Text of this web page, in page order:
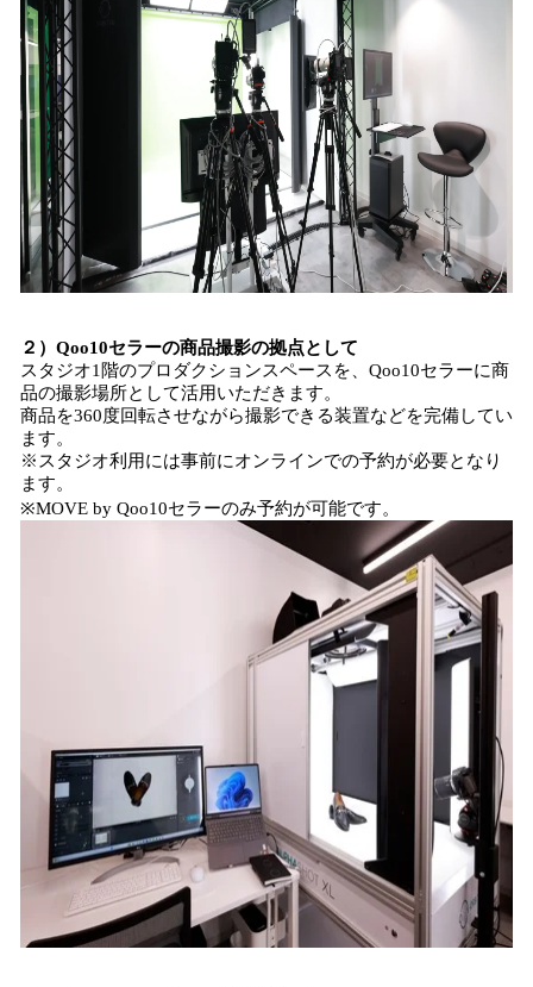
２）Qoo10セラーの商品撮影の拠点として
スタジオ1階のプロダクションスペースを、Qoo10セラーに商
品の撮影場所として活用いただきます。
商品を360度回転させながら撮影できる装置などを完備してい
ます。
※スタジオ利用には事前にオンラインでの予約が必要となり
ます。
※MOVE by Qoo10セラーのみ予約が可能です。